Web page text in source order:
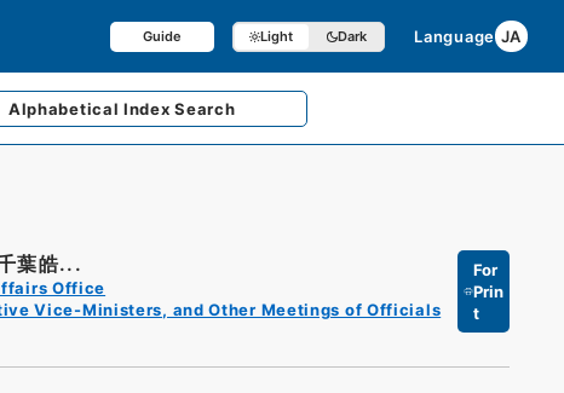
Guide Light Dark Language JA
AlphabeticalIndex Search
葉皓...
Office
Vice-Ministers, and Other Meetings of Officials
For
Prin
t